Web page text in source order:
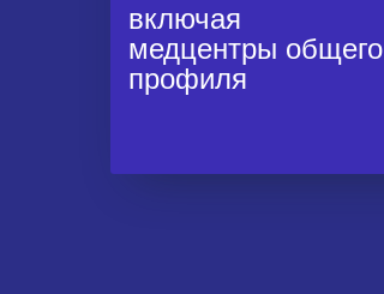
включая
медцентры общего
профиля